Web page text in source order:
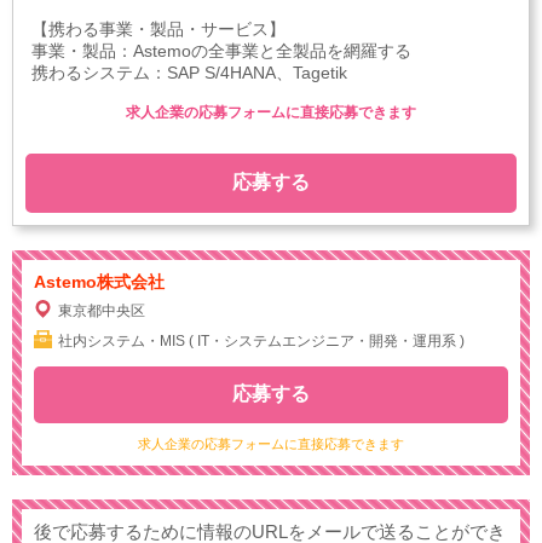
【携わる事業・製品・サービス】
事業・製品：Astemoの全事業と全製品を網羅する
携わるシステム：SAP S/4HANA、Tagetik
応募する
求人企業の応募フォームに直接応募できます
Astemo株式会社
東京都中央区
社内システム・MIS ( IT・システムエンジニア・開発・運用系 )
求人企業の応募フォームに直接応募できます
応募する
後で応募するために情報のURLをメールで送ることができ